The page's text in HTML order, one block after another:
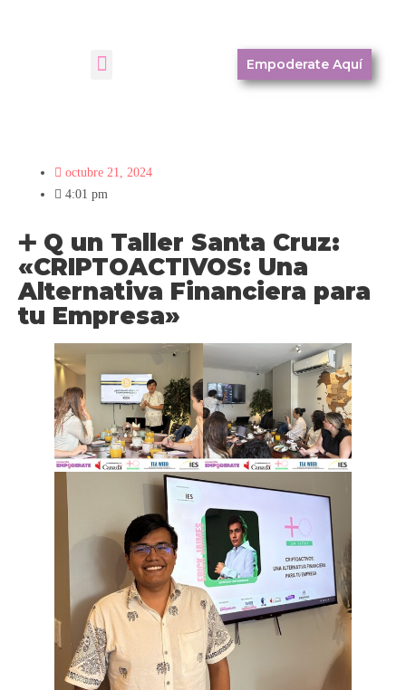
Empoderate Aquí
octubre 21, 2024
4:01 pm
➕ Q un Taller Santa Cruz:
«CRIPTOACTIVOS: Una
Alternativa Financiera para
tu Empresa»